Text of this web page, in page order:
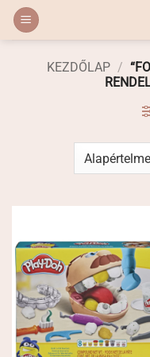
Skip
KEZDŐLAP /